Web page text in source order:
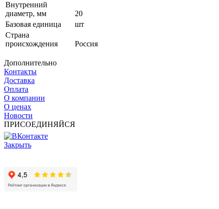
Внутренний
диаметр, мм
20
Базовая единица
шт
Страна
происхождения
Россия
Дополнительно
Контакты
Доставка
Оплата
О компании
О ценах
Новости
ПРИСОЕДИНЯЙСЯ
Закрыть